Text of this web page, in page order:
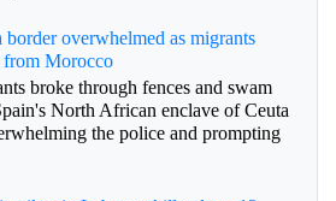
border overwhelmed as migrants
Morocco
broke through fences and swam
North African enclave of Ceuta
the police and prompting